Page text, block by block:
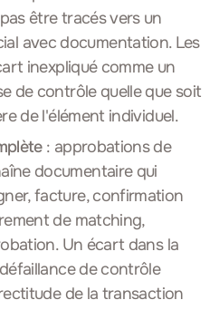
être tracés vers un
avec documentation. Les
inexpliqué comme un
de contrôle quelle que soit
de l'élément individuel.
: approbations de
documentaire qui
facture, confirmation
de matching,
Un écart dans la
de contrôle
de la transaction